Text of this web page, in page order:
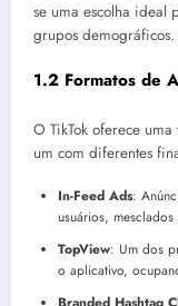
se uma escolha ideal
grupos demográficos.
1.2 Formatos de
O TikTok oferece
um com diferentes
In-Feed Ads:
usuários,
TopView: Um dos
o aplicativo,